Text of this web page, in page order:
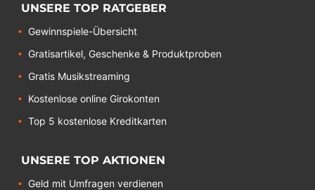
UNSERE TOP RATGEBER
Gewinnspiele-Übersicht
Gratisartikel, Geschenke & Produktproben
Gratis Musikstreaming
Kostenlose online Girokonten
Top 5 kostenlose Kreditkarten
UNSERE TOP AKTIONEN
Geld mit Umfragen verdienen